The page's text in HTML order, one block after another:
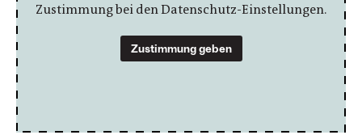
Zustimmung bei den Datenschutz-Einstellungen.
Zustimmung geben